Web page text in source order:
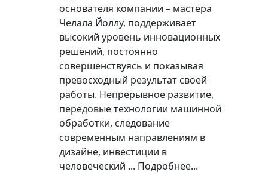
основателя компании – мастера
Челала Йоллу, поддерживает
высокий уровень инновационных
решений, постоянно
совершенствуясь и показывая
превосходный результат своей
работы. Непрерывное развитие,
передовые технологии машинной
обработки, следование
современным направлениям в
дизайне, инвестиции в
человеческий ... Подробнее...